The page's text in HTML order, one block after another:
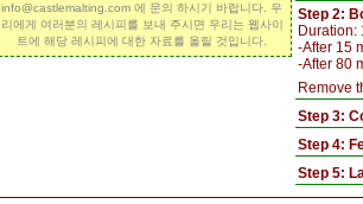
info@castlemalting.com 에 문의 하시기 바랍니다. 우
리에게 여러분의 레시피를 보내 주시면 우리는 웹사이
트에 해당 레시피에 대한 자료를 올릴 것입니다.
Step 2:
Duration:
-After 15
-After 80
Remove
Step 3:
Step 4:
Step 5: